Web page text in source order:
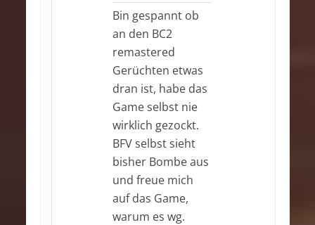
Bin gespannt ob
an den BC2
remastered
Gerüchten etwas
dran ist, habe das
Game selbst nie
wirklich gezockt.
BFV selbst sieht
bisher Bombe aus
und freue mich
auf das Game,
warum es wg.